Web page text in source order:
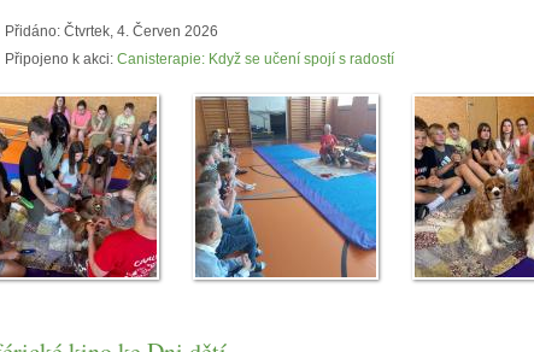
Přidáno: Čtvrtek, 4. Červen 2026
Připojeno k akci: Canisterapie: Když se učení spojí s radostí